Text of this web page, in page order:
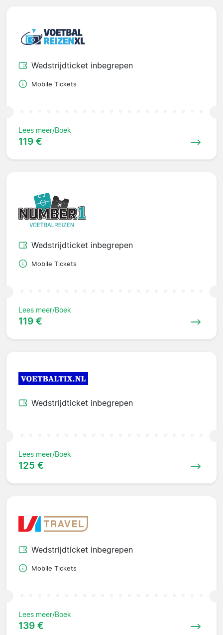
Wedstrijdticket inbegrepen
Mobile Tickets
Lees meer/Boek
119 €
Wedstrijdticket inbegrepen
Mobile Tickets
Lees meer/Boek
119 €
Wedstrijdticket inbegrepen
Lees meer/Boek
125 €
Wedstrijdticket inbegrepen
Mobile Tickets
Lees meer/Boek
139 €